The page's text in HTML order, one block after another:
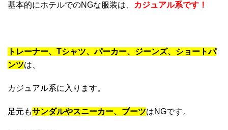
基本的にホテルでのNGな服装は、 カジュアル系です！
トレーナー、Tシャツ、パーカー、ジーンズ、ショートパ
ンツは、
カジュアル系に入ります。
足元もサンダルやスニーカー、ブーツはNGです。